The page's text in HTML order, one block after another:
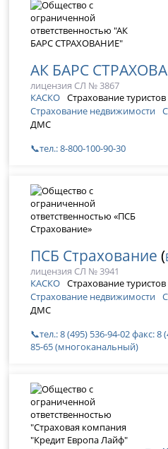
АК БАРС
лицензия СЛ № 3867
КАСКО Страхование туристов
Страхование недвижимости
ДМС
📞тел.: 8-800-100-90-30
ПСБ Страхование (
лицензия СЛ № 3941
КАСКО Страхование туристов
Страхование недвижимости
ДМС
📞тел.: 8 (495) 536-94-02 факс: 8
85-65 (многоканальный)